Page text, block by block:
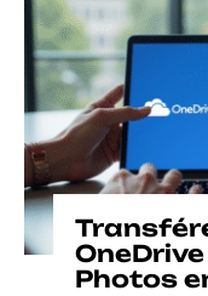
Photos